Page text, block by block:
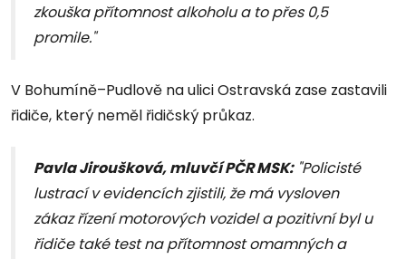
zkouška přítomnost alkoholu a to přes 0,5
promile."
V Bohumíně–Pudlově na ulici Ostravská zase zastavili
řidiče, který neměl řidičský průkaz.
Pavla Jiroušková, mluvčí PČR MSK:"Policisté
lustrací v evidencích zjistili, že má vysloven
zákaz řízení motorových vozidel a pozitivní byl u
řidiče také test na přítomnost omamných a